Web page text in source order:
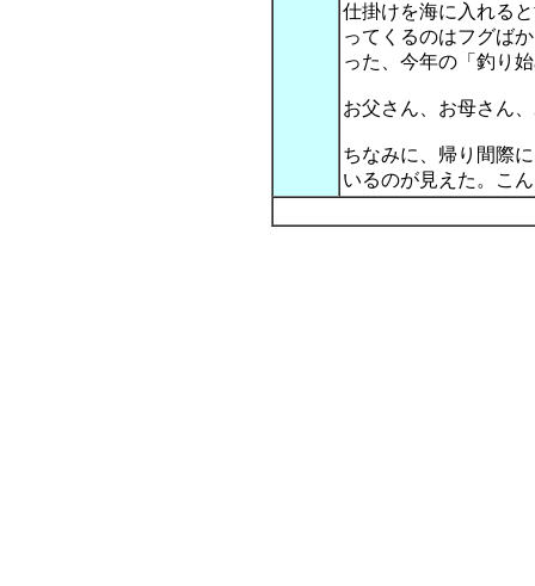
仕掛けを海に入れる
ってくるのはフグば
った、今年の「釣り
お父さん、お母さん
ちなみに、帰り間際
いるのが見えた。こ